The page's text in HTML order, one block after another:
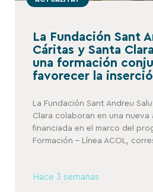
La Fundación Sant
Cáritas y Santa
una formación
favorecer la
La Fundación Sant Andreu
Clara colaboran en una
financiada en el marco del
Formación – Línea ACOL,
Hace 3 semanas